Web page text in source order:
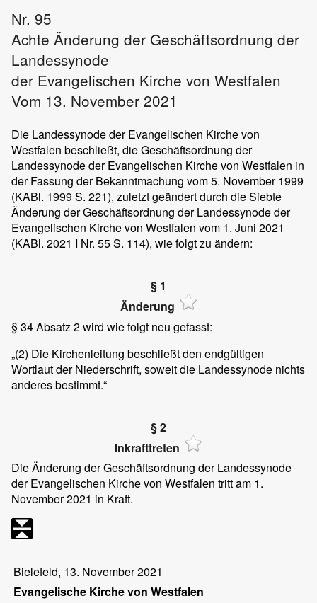
Nr. 95
Achte Änderung der Geschäftsordnung der
Landessynode
der Evangelischen Kirche von Westfalen
Vom 13. November 2021
Die Landessynode der Evangelischen Kirche von
Westfalen beschließt, die Geschäftsordnung der
Landessynode der Evangelischen Kirche von Westfalen in
der Fassung der Bekanntmachung vom 5. November 1999
(KABl. 1999 S. 221), zuletzt geändert durch die Siebte
Änderung der Geschäftsordnung der Landessynode der
Evangelischen Kirche von Westfalen vom 1. Juni 2021
(KABl. 2021 I Nr. 55 S. 114), wie folgt zu ändern:
§ 1
Änderung
§ 34 Absatz 2 wird wie folgt neu gefasst:
„(2) Die Kirchenleitung beschließt den endgültigen
Wortlaut der Niederschrift, soweit die Landessynode nichts
anderes bestimmt.“
§ 2
Inkrafttreten
Die Änderung der Geschäftsordnung der Landessynode
der Evangelischen Kirche von Westfalen tritt am 1.
November 2021 in Kraft.
Bielefeld, 13. November 2021
Evangelische Kirche von Westfalen